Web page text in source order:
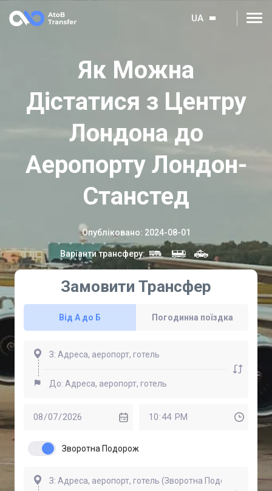
UA
Як Можна
Дістатися з Центру
Лондона до
Аеропорту Лондон-
Станстед
Опубліковано: 2024-08-01
Варіанти трансферу:
Замовити Трансфер
Від А до Б Погодинна поїздка
Зворотна Подорож